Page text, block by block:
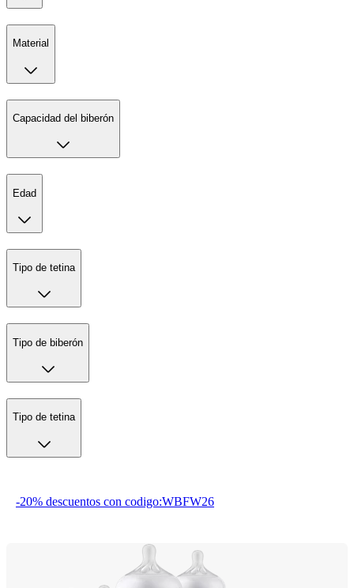
Material
Capacidad del biberón
Edad
Tipo de tetina
Tipo de biberón
Tipo de tetina
-20% descuentos con codigo:WBFW26